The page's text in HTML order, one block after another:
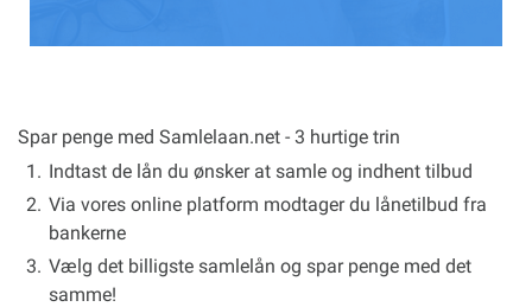
Spar penge med Samlelaan.net - 3 hurtige trin
Indtast de lån du ønsker at samle og indhent tilbud
Via vores online platform modtager du lånetilbud fra
bankerne
Vælg det billigste samlelån og spar penge med det
samme!